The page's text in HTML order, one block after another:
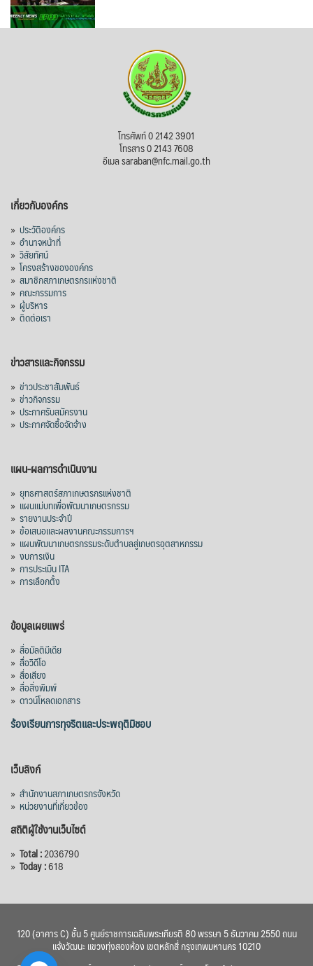
โทรศัพท์ 0 2142 3901
โทรสาร 0 2143 7608
อีเมล saraban@nfc.mail.go.th
เกี่ยวกับองค์กร
» ประวัติองค์กร
» อำนาจหน้าที่
» วิสัยทัศน์
» โครงสร้างขององค์กร
» สมาชิกสภาเกษตรกรแห่งชาติ
» คณะกรรมการ
» ผู้บริหาร
» ติดต่อเรา
ข่าวสารและกิจกรรม
» ข่าวประชาสัมพันธ์
» ข่าวกิจกรรม
» ประกาศรับสมัครงาน
» ประกาศจัดซื้อจัดจ้าง
แผน-ผลการดำเนินงาน
» ยุทธศาสตร์สภาเกษตรกรแห่งชาติ
» แผนแม่บทเพื่อพัฒนาเกษตรกรรม
» รายงานประจำปี
» ข้อเสนอและผลงานคณะกรรมการฯ
» แผนพัฒนาเกษตรกรรมระดับตำบลสู่เกษตรอุตสาหกรรม
» งบการเงิน
» การประเมิน ITA
» การเลือกตั้ง
ข้อมูลเผยแพร่
» สื่อมัลติมีเดีย
» สื่อวิดีโอ
» สื่อเสียง
» สื่อสิ่งพิมพ์
» ดาวน์โหลดเอกสาร
ร้องเรียนการทุจริตและประพฤติมิชอบ
เว็บลิงก์
» สำนักงานสภาเกษตรกรจังหวัด
» หน่วยงานที่เกี่ยวข้อง
สถิติผู้ใช้งานเว็บไซต์
» Total :2036790
» Today :618
120 (อาคาร C) ชั้น 5 ศูนย์ราชการเฉลิมพระเกียรติ 80 พรรษา 5 ธันวาคม 2550 ถนน
แจ้งวัฒนะ แขวงทุ่งสองห้อง เขตหลักสี่ กรุงเทพมหานคร 10210